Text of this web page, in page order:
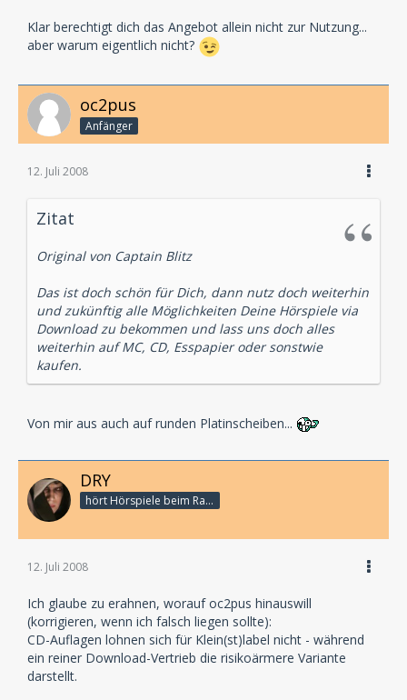
Klar berechtigt dich das Angebot allein nicht zur Nutzung...
aber warum eigentlich nicht?
oc2pus
Anfänger
12. Juli 2008
Zitat
Original von Captain Blitz
Das ist doch schön für Dich, dann nutz doch weiterhin
und zukünftig alle Möglichkeiten Deine Hörspiele via
Download zu bekommen und lass uns doch alles
weiterhin auf MC, CD, Esspapier oder sonstwie
kaufen.
Von mir aus auch auf runden Platinscheiben...
DRY
hört Hörspiele beim Rasenmähen
12. Juli 2008
Ich glaube zu erahnen, worauf oc2pus hinauswill
(korrigieren, wenn ich falsch liegen sollte):
CD-Auflagen lohnen sich für Klein(st)label nicht - während
ein reiner Download-Vertrieb die risikoärmere Variante
darstellt.